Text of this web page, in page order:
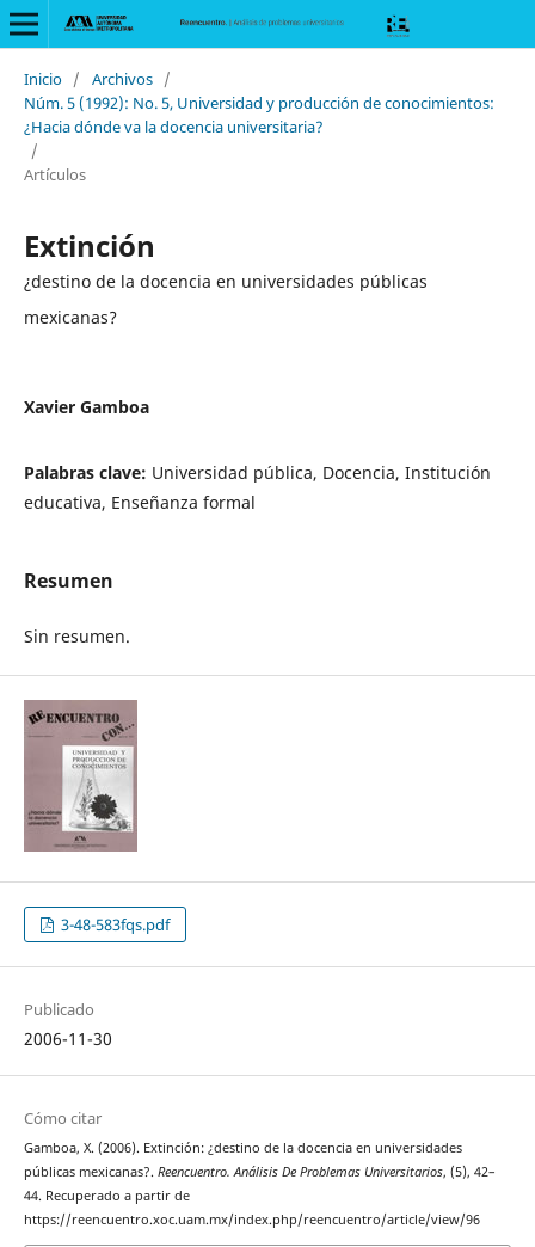
Inicio / Archivos /
Núm. 5 (1992): No. 5, Universidad y producción de conocimientos:
¿Hacia dónde va la docencia universitaria?
/
Artículos
Extinción
¿destino de la docencia en universidades públicas
mexicanas?
Xavier Gamboa
Palabras clave: Universidad pública, Docencia, Institución
educativa, Enseñanza formal
Resumen
Sin resumen.
3-48-583fqs.pdf
Publicado
2006-11-30
Cómo citar
Gamboa, X. (2006). Extinción: ¿destino de la docencia en universidades
públicas mexicanas?. Reencuentro. Análisis De Problemas Universitarios, (5), 42–
44. Recuperado a partir de
https://reencuentro.xoc.uam.mx/index.php/reencuentro/article/view/96